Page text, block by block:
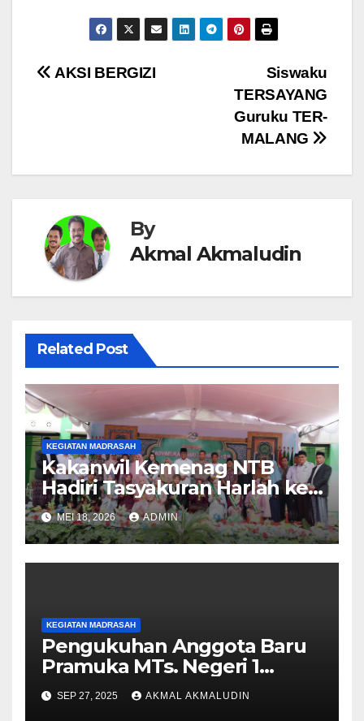
Navigasi
Siswaku
TERSAYANG
Guruku TER-
MALANG
AKSI BERGIZI
By
Akmal Akmaludin
Related Post
KEGIATAN MADRASAH
Kakanwil Kemenag NTB
Hadiri Tasyakuran Harlah ke-
29 dan Lepas Pisah Siswa
Kelas IX MTsN 1 Lombok
Barat
MEI 18, 2026 ADMIN
KEGIATAN MADRASAH
Pengukuhan Anggota Baru
Pramuka MTs. Negeri 1
Lombok Barat Tahun 2025 di
Pantai Cemare Lembar
SEP 27, 2025 AKMAL AKMALUDIN